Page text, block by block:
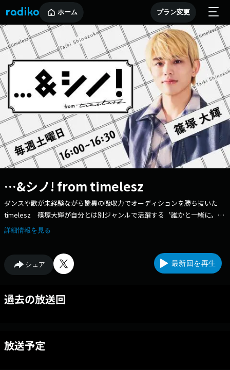
ホーム プラン変更
…&シノ! from timelesz
ダンスや歌が未経験ながら驚異の吸収力でオーディションを勝ち抜いた
timelesz 篠塚大輝が自分とは別ジャンルで活躍する〝誰かと一緒に〟つ
くっていくトーク＆教養バラエティ番組。 アイドルになったばかり、芸
はなくファンの皆様はもちろん、多くの聴く人の知的好奇心を刺激する30
分のトークプログラムです。
詳細情報を見る
シェア 最新回を再生
過去の放送回
放送予定